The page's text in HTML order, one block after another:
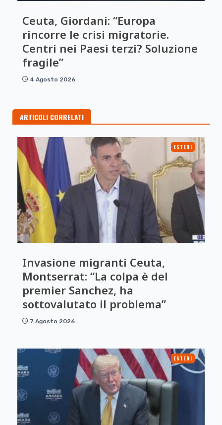
Ceuta, Giordani: “Europa
rincorre le crisi migratorie.
Centri nei Paesi terzi? Soluzione
fragile”
4 Agosto 2026
ARTICOLI CORRELATI
ESTERI
Invasione migranti Ceuta,
Montserrat: “La colpa è del
premier Sanchez, ha
sottovalutato il problema”
7 Agosto 2026
ESTERI